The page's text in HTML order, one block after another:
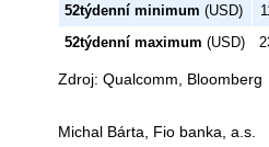
52týdenní minimum (USD)
52týdenní maximum (USD)
Zdroj: Qualcomm, Bloomberg
Michal Bárta, Fio banka, a.s.